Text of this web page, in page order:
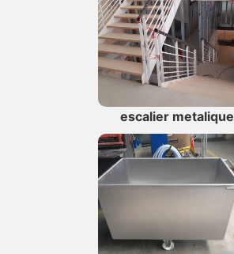
escalier metalique